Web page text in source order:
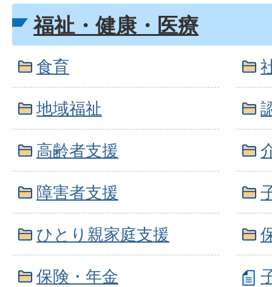
福祉・健康・医療
食育
地域福祉
高齢者支援
障害者支援
ひとり親家庭支援
保険・年金